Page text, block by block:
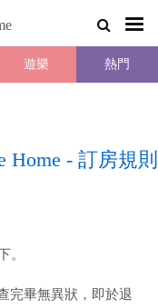
遊樂 熱門
- 訂房規則
。
完畢無異狀，即於退